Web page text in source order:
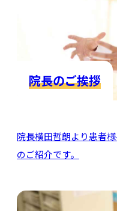
院長のご挨拶
院長横田哲朗より患者
のご紹介です。